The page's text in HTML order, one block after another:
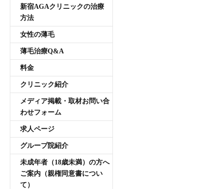
新宿AGAクリニックの治療
方法
女性の薄毛
薄毛治療Q&A
料金
クリニック紹介
メディア掲載・取材お問い合
わせフォーム
求人ページ
グループ院紹介
未成年者（18歳未満）の方へ
ご案内（親権同意書につい
て）